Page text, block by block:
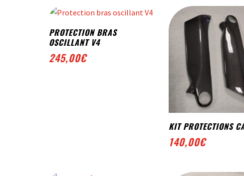
PROTECTION BRAS
OSCILLANT V4
245,00€
KIT PROTECTIONS
140,00€